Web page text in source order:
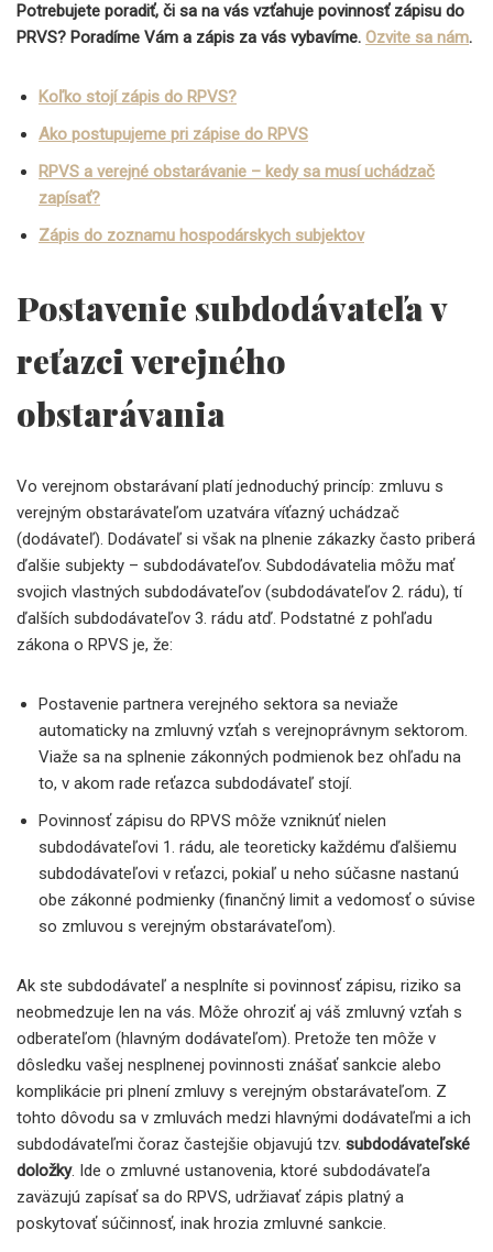
Potrebujete poradiť, či sa na vás vzťahuje povinnosť zápisu do
PRVS? Poradíme Vám a zápis za vás vybavíme. Ozvite sa nám.
Koľko stojí zápis do RPVS?
Ako postupujeme pri zápise do RPVS
RPVS a verejné obstarávanie – kedy sa musí uchádzač
zapísať?
Zápis do zoznamu hospodárskych subjektov
Postavenie subdodávateľa v
reťazci verejného
obstarávania
Vo verejnom obstarávaní platí jednoduchý princíp: zmluvu s
verejným obstarávateľom uzatvára víťazný uchádzač
(dodávateľ). Dodávateľ si však na plnenie zákazky často priberá
ďalšie subjekty – subdodávateľov. Subdodávatelia môžu mať
svojich vlastných subdodávateľov (subdodávateľov 2. rádu), tí
ďalších subdodávateľov 3. rádu atď. Podstatné z pohľadu
zákona o RPVS je, že:
Postavenie partnera verejného sektora sa neviaže
automaticky na zmluvný vzťah s verejnoprávnym sektorom.
Viaže sa na splnenie zákonných podmienok bez ohľadu na
to, v akom rade reťazca subdodávateľ stojí.
Povinnosť zápisu do RPVS môže vzniknúť nielen
subdodávateľovi 1. rádu, ale teoreticky každému ďalšiemu
subdodávateľovi v reťazci, pokiaľ u neho súčasne nastanú
obe zákonné podmienky (finančný limit a vedomosť o súvise
so zmluvou s verejným obstarávateľom).
Ak ste subdodávateľ a nesplníte si povinnosť zápisu, riziko sa
neobmedzuje len na vás. Môže ohroziť aj váš zmluvný vzťah s
odberateľom (hlavným dodávateľom). Pretože ten môže v
dôsledku vašej nesplnenej povinnosti znášať sankcie alebo
komplikácie pri plnení zmluvy s verejným obstarávateľom. Z
tohto dôvodu sa v zmluvách medzi hlavnými dodávateľmi a ich
subdodávateľmi čoraz častejšie objavujú tzv. subdodávateľské
doložky. Ide o zmluvné ustanovenia, ktoré subdodávateľa
zaväzujú zapísať sa do RPVS, udržiavať zápis platný a
poskytovať súčinnosť, inak hrozia zmluvné sankcie.